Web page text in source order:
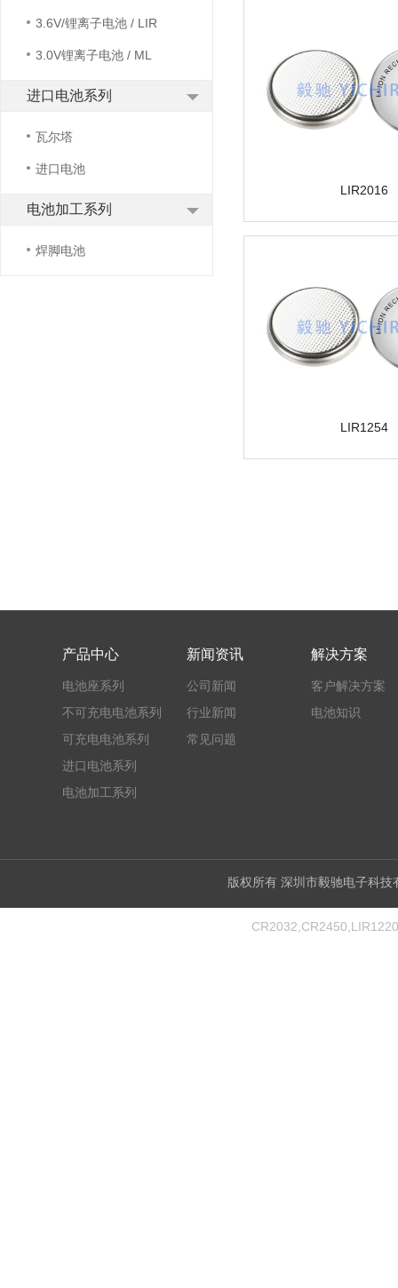
3.6V/锂离子电池 / LIR
3.0V锂离子电池 / ML
进口电池系列
瓦尔塔
进口电池
电池加工系列
焊脚电池
LIR2016
LIR1254
产品中心
电池座系列
不可充电电池系列
可充电电池系列
进口电池系列
电池加工系列
新闻资讯
公司新闻
行业新闻
常见问题
解决方案
客户解决方案
电池知识
版权所有 深圳市毅驰电子